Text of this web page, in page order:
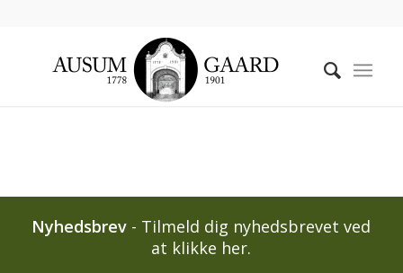
Nyhedsbrev - Tilmeld dig nyhedsbrevet ved
at klikke her.